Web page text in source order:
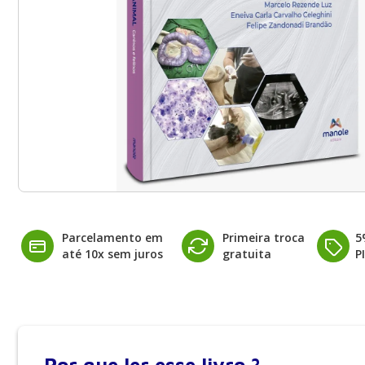
Parcelamento em
até 10x sem juros
Primeira troca
gratuita